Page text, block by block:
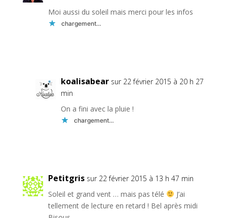
Moi aussi du soleil mais merci pour les infos
chargement…
koalisabear sur 22 février 2015 à 20 h 27
min
On a fini avec la pluie !
chargement…
Petitgris sur 22 février 2015 à 13 h 47 min
Soleil et grand vent … mais pas télé
J’ai
tellement de lecture en retard ! Bel après midi